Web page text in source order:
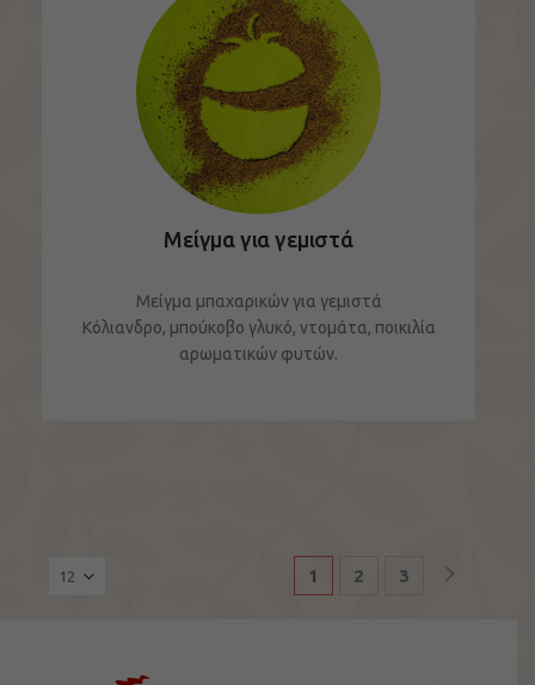
Μείγμα για γεμιστά
Μείγμα μπαχαρικών για γεμιστά
Κόλιανδρο, μπούκοβο γλυκό, ντομάτα, ποικιλία
αρωματικών φυτών.
1 2 3